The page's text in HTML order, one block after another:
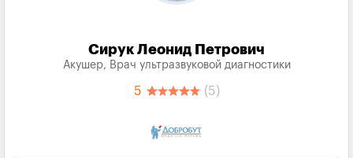
Сирук Леонид Петрович
Акушер, Врач ультразвуковой диагностики
5 (5)